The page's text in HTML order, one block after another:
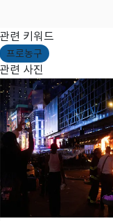
관련 키워드
프로농구
관련 사진